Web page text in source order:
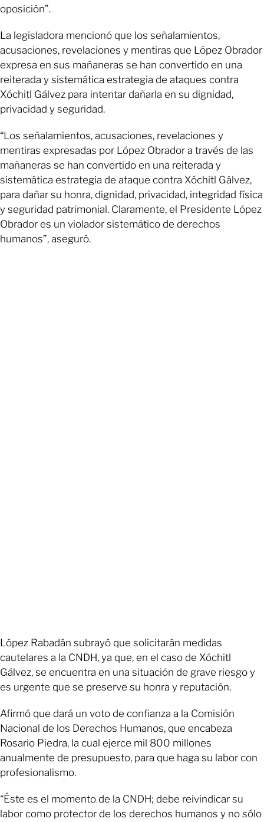
oposición”.
La legisladora mencionó que los señalamientos,
acusaciones, revelaciones y mentiras que López Obrador
expresa en sus mañaneras se han convertido en una
reiterada y sistemática estrategia de ataques contra
Xóchitl Gálvez para intentar dañarla en su dignidad,
privacidad y seguridad.
“Los señalamientos, acusaciones, revelaciones y
mentiras expresadas por López Obrador a través de las
mañaneras se han convertido en una reiterada y
sistemática estrategia de ataque contra Xóchitl Gálvez,
para dañar su honra, dignidad, privacidad, integridad física
y seguridad patrimonial. Claramente, el Presidente López
Obrador es un violador sistemático de derechos
humanos”, aseguró.
López Rabadán subrayó que solicitarán medidas
cautelares a la CNDH, ya que, en el caso de Xóchitl
Gálvez, se encuentra en una situación de grave riesgo y
es urgente que se preserve su honra y reputación.
Afirmó que dará un voto de confianza a la Comisión
Nacional de los Derechos Humanos, que encabeza
Rosario Piedra, la cual ejerce mil 800 millones
anualmente de presupuesto, para que haga su labor con
profesionalismo.
“Éste es el momento de la CNDH; debe reivindicar su
labor como protector de los derechos humanos y no sólo